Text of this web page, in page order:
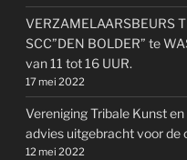
VERZAMELAARSBEURS
SCC”DEN BOLDER” te
van 11 tot 16 UUR.
17 mei 2022
Vereniging Tribale Kunst
advies uitgebracht voor de
12 mei 2022